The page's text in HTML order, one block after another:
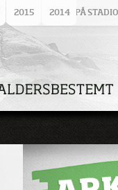
2015 2014
VÊRET PÅ